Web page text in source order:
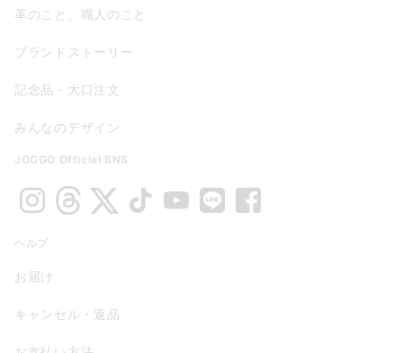
革のこと、職人のこと
ブランドストーリー
記念品・大口注文
みんなのデザイン
JOGGO Official SNS
ヘルプ
お届け
キャンセル・返品